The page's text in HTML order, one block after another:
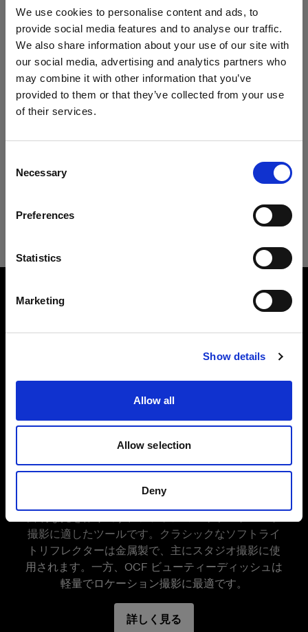
We use cookies to personalise content and ads, to
provide social media features and to analyse our traffic.
We also share information about your use of our site with
our social media, advertising and analytics partners who
may combine it with other information that you’ve
provided to them or that they’ve collected from your use
of their services.
Selection
Necessary
Preferences
Statistics
Marketing
Show details
Allow all
Allow selection
Deny
地域を変更しますか？
Austria
サイトにアクセス
仕様：
リングフラッシュ用ワイドソフトリフ
Profoto製リングフラッシュに極上のや
ワイドソフトリフレクターは、リングフラッシュ
用ソフトライトリフレクターと多くの共通点を持
出します。完全に均一な背景照明を必要とする撮
影などに用いられます。自然な見栄えのする日中
シンクロも可能です。
すべてのProfoto製リングフラッシュに対応
技術仕様
リングフラッシュ用ワイドソフトリフ
Overview
WideSoft Reflector for Ring Flash
Compatible with heads
ProRing 2, ProRing and Acute/D4 Ring
Measurements
Depth
7.5 cm / 2.95 in
Weight
0.55 kg / 1.21 lb
ファッションやポートレート撮影に最適な
Profoto ライトシェーピングツール
ビューティーディッシュはクリーミーでありながら
撮影に適したツールです。クラシックなソフトライ
トリフレクターは金属製で、主にスタジオ撮影に使
用されます。一方、OCF ビューティーディッシュは
軽量でロケーション撮影に最適です。
詳しく見る